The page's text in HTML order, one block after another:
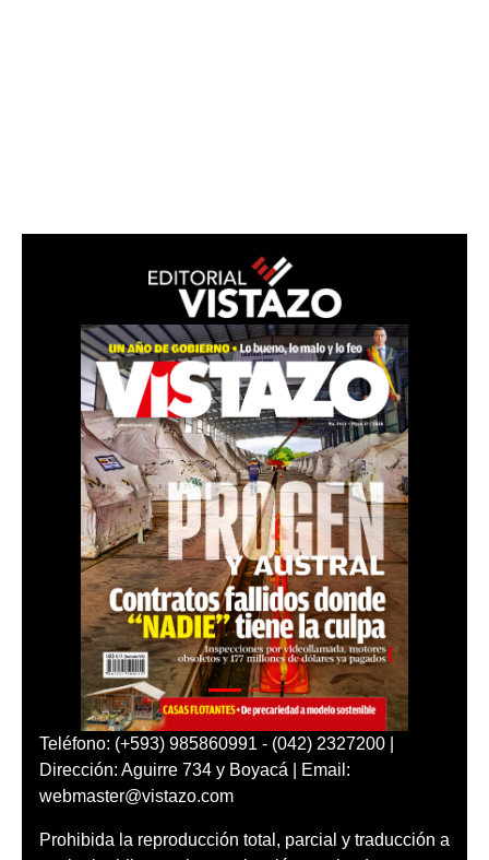
Teléfono: (+593) 985860991 - (042) 2327200 |
Dirección: Aguirre 734 y Boyacá | Email:
webmaster@vistazo.com
Prohibida la reproducción total, parcial y traducción a